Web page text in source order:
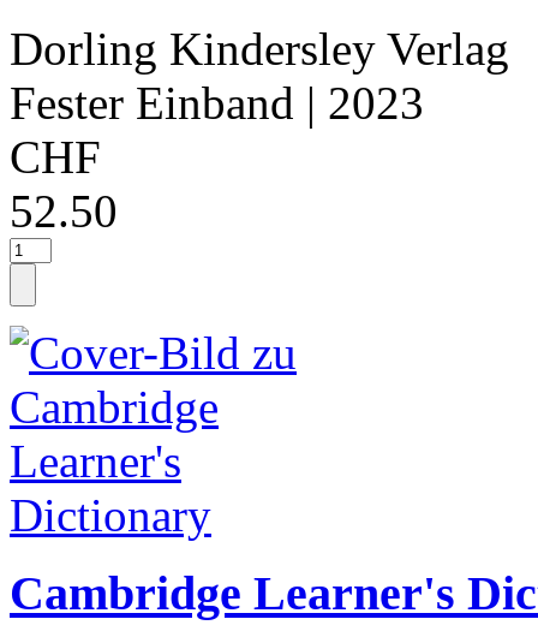
Dorling Kindersley Verlag
Fester Einband | 2023
CHF
52.50
Cambridge Learner's